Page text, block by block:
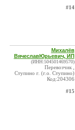
#14
Михалёв
ВячеславЮрьевич, ИП
(ИНН:504501469570)
Перевозчик ,
Ступино г. (г.о. Ступино)
Код:204306
#15